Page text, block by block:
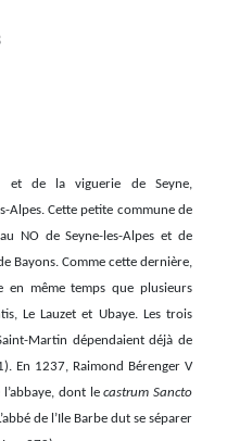
et de la viguerie de Seyne,
Alpes. Cette petite commune de
NO de Seyne-les-Alpes et de
Bayons. Comme cette dernière,
en même temps que plusieurs
Le Lauzet et Ubaye. Les trois
Martin dépendaient déjà de
En 1237, Raimond Bérenger V
dont lecastrum Sancto
de l’Ile Barbe dut se séparer